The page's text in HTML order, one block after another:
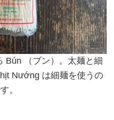
Bún （ブン）。太麺と細
Nướng は細麺を使うの
。